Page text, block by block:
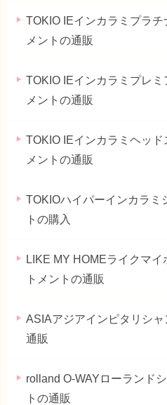
TOKIO IEインカラミプラ
メントの通販
TOKIO IEインカラミプレ
メントの通販
TOKIO IEインカラミヘッ
メントの通販
TOKIOハイパーインカラミ
トの購入
LIKE MY HOMEライクマ
トメントの通販
ASIAアジアインピタリシ
通販
rolland O-WAYローランド
トの通販